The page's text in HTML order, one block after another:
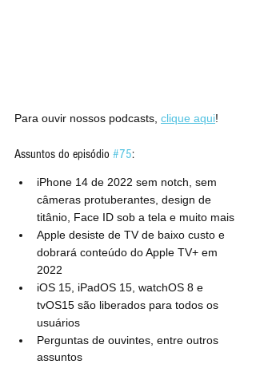
Para ouvir nossos podcasts, clique aqui!
Assuntos do episódio #75:
iPhone 14 de 2022 sem notch, sem
câmeras protuberantes, design de
titânio, Face ID sob a tela e muito mais
Apple desiste de TV de baixo custo e
dobrará conteúdo do Apple TV+ em
2022
iOS 15, iPadOS 15, watchOS 8 e
tvOS15 são liberados para todos os
usuários
Perguntas de ouvintes, entre outros
assuntos